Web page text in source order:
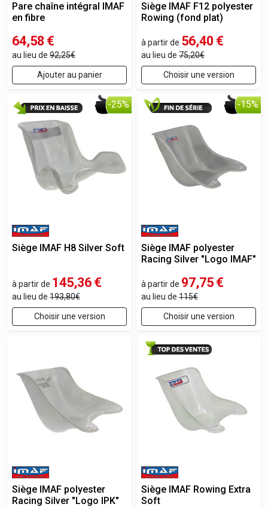
Pare chaîne intégral IMAF
en fibre
64,58 €
au lieu de 92,25€
Ajouter au panier
Siège IMAF F12 polyester
Rowing (fond plat)
à partir de 56,40 €
au lieu de 75,20€
Choisir une version
-25%
Siège IMAF H8 Silver Soft
à partir de 145,36 €
au lieu de 193,80€
Choisir une version
-15%
Siège IMAF polyester
Racing Silver "Logo IMAF"
à partir de 97,75 €
au lieu de 115€
Choisir une version
Siège IMAF polyester
Racing Silver "Logo IPK"
Siège IMAF Rowing Extra
Soft